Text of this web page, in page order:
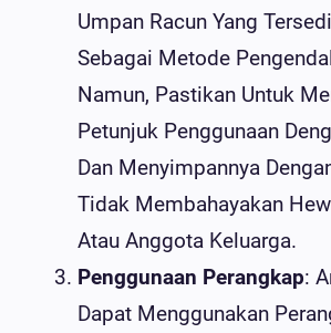
Umpan Racun Yang
Sebagai Metode
Namun, Pastikan Untuk
Petunjuk Penggunaan
Dan Menyimpannya
Tidak Membahayakan
Atau Anggota Keluarga.
Penggunaan Perangkap:
Dapat Menggunakan